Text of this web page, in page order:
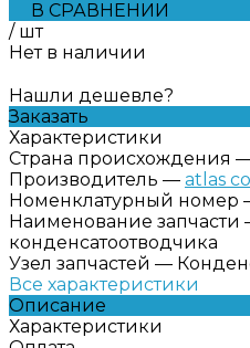
В СРАВНЕНИИ
/ шт
Нет в наличии
Нашли дешевле?
Заказать
Характеристики
Страна происхождения
Производитель — atlas
Номенклатурный номер
Наименование запчасти
конденсатоотводчика
Узел запчастей —
Все характеристики
Описание
Характеристики